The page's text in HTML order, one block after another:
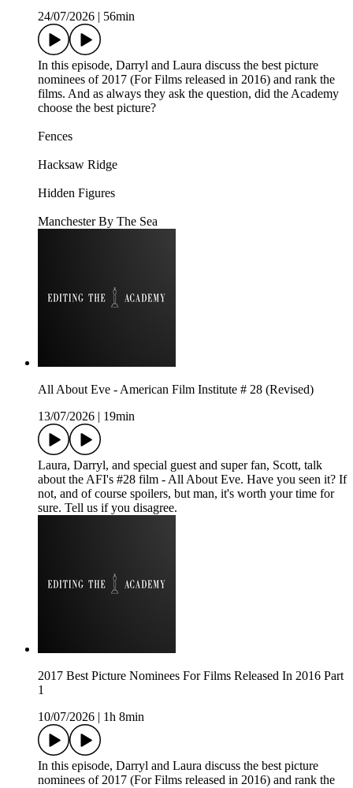
24/07/2026
56min
In this episode, Darryl and Laura discuss the best picture
nominees of 2017 (For Films released in 2016) and rank the
films. And as always they ask the question, did the Academy
choose the best picture?
Fences
Hacksaw Ridge
Hidden Figures
Manchester By The Sea
All About Eve - American Film Institute # 28 (Revised)
13/07/2026
19min
Laura, Darryl, and special guest and super fan, Scott, talk
about the AFI's #28 film - All About Eve. Have you seen it? If
not, and of course spoilers, but man, it's worth your time for
sure. Tell us if you disagree.
2017 Best Picture Nominees For Films Released In 2016 Part
1
10/07/2026
1h 8min
In this episode, Darryl and Laura discuss the best picture
nominees of 2017 (For Films released in 2016) and rank the